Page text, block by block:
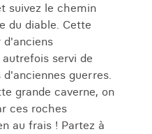
suivez le chemin
du diable. Cette
servi de
guerres.
grande caverne, on
ces roches
au frais ! Partez à